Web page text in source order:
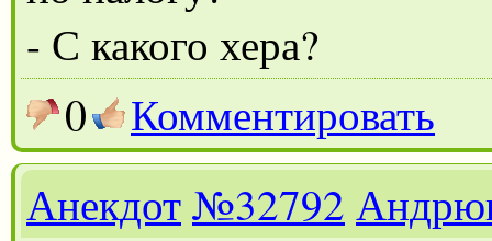
- С какого хера?
0
Комментировать
Анекдот№32792